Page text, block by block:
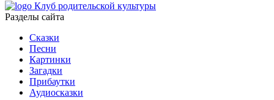
Клуб родительской культуры
Разделы сайта
Сказки
Песни
Картинки
Загадки
Прибаутки
Аудиосказки